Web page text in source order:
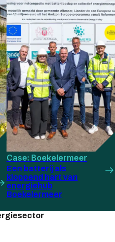
Case: Boekelermeer
Een batterij als
kloppend hart van
energiehub
Boekelermeer